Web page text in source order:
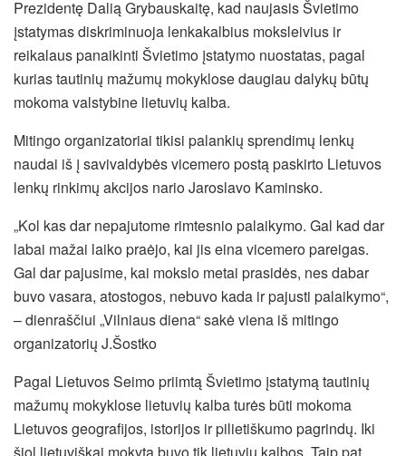
Prezidentę Dalią Grybauskaitę, kad naujasis Švietimo
įstatymas diskriminuoja lenkakalbius moksleivius ir
reikalaus panaikinti Švietimo įstatymo nuostatas, pagal
kurias tautinių mažumų mokyklose daugiau dalykų būtų
mokoma valstybine lietuvių kalba.
Mitingo organizatoriai tikisi palankių sprendimų lenkų
naudai iš į savivaldybės vicemero postą paskirto Lietuvos
lenkų rinkimų akcijos nario Jaroslavo Kaminsko.
„Kol kas dar nepajutome rimtesnio palaikymo. Gal kad dar
labai mažai laiko praėjo, kai jis eina vicemero pareigas.
Gal dar pajusime, kai mokslo metai prasidės, nes dabar
buvo vasara, atostogos, nebuvo kada ir pajusti palaikymo“,
– dienraščiui „Vilniaus diena“ sakė viena iš mitingo
organizatorių J.Šostko
Pagal Lietuvos Seimo priimtą Švietimo įstatymą tautinių
mažumų mokyklose lietuvių kalba turės būti mokoma
Lietuvos geografijos, istorijos ir pilietiškumo pagrindų. Iki